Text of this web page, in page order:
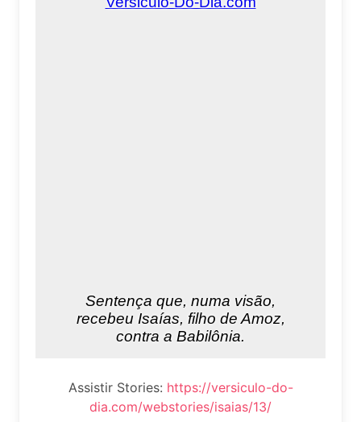
Assistir Stories: https://versiculo-do-
dia.com/webstories/isaias/13/